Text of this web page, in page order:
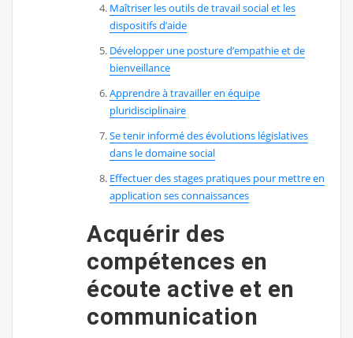
Maîtriser les outils de travail social et les
dispositifs d’aide
Développer une posture d’empathie et de
bienveillance
Apprendre à travailler en équipe
pluridisciplinaire
Se tenir informé des évolutions législatives
dans le domaine social
Effectuer des stages pratiques pour mettre en
application ses connaissances
Acquérir des
compétences en
écoute active et en
communication